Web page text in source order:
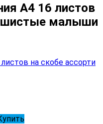
А4 16 листов
малыши